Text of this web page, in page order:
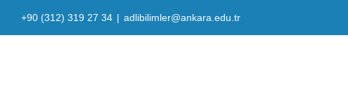
+90 (312) 319 27 34 | adlibilimler@ankara.edu.tr